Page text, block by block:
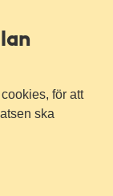
för att
ska